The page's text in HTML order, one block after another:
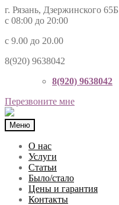
г. Рязань, Дзержинского 65Б
с 08:00 до 20:00
с 9.00 до 20.00
8(920) 9638042
8(920) 9638042
Перезвоните мне
Меню
О нас
Услуги
Статьи
Было/стало
Цены и гарантия
Контакты